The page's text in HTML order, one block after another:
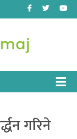
Facebook
Twitter
गरिने